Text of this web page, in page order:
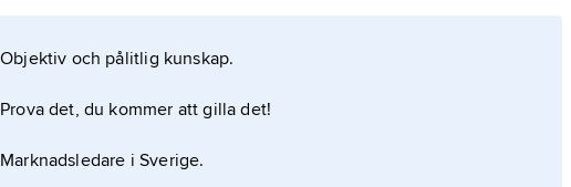
De äldsta är över 1 000 år gamla. De tillverkades
Objektiv och pålitlig kunskap.
Prova det, du kommer att gilla det!
Marknadsledare i Sverige.